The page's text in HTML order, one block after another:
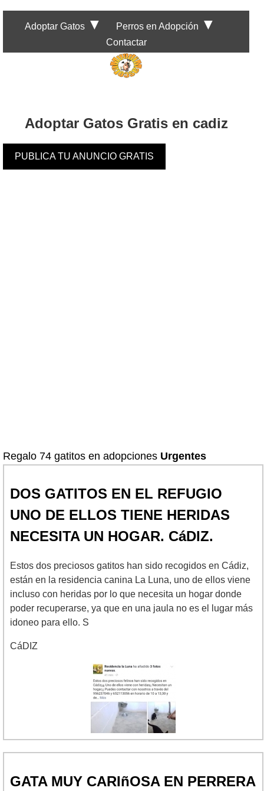
Adoptar Gatos ▼ Perros en Adopción ▼
Contactar
Adoptar Gatos Gratis en cadiz
PUBLICA TU ANUNCIO GRATIS
Regalo 74 gatitos en adopciones Urgentes
DOS GATITOS EN EL REFUGIO
UNO DE ELLOS TIENE HERIDAS
NECESITA UN HOGAR. CáDIZ.
Estos dos preciosos gatitos han sido recogidos en Cádiz,
están en la residencia canina La Luna, uno de ellos viene
incluso con heridas por lo que necesita un hogar donde
poder recuperarse, ya que en una jaula no es el lugar más
idoneo para ello. S
CáDIZ
GATA MUY CARIñOSA EN PERRERA